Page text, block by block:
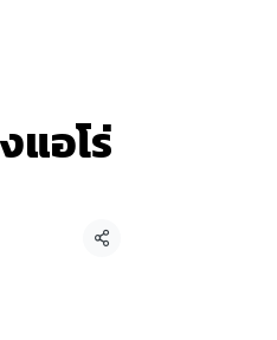
อโร่
แชร์